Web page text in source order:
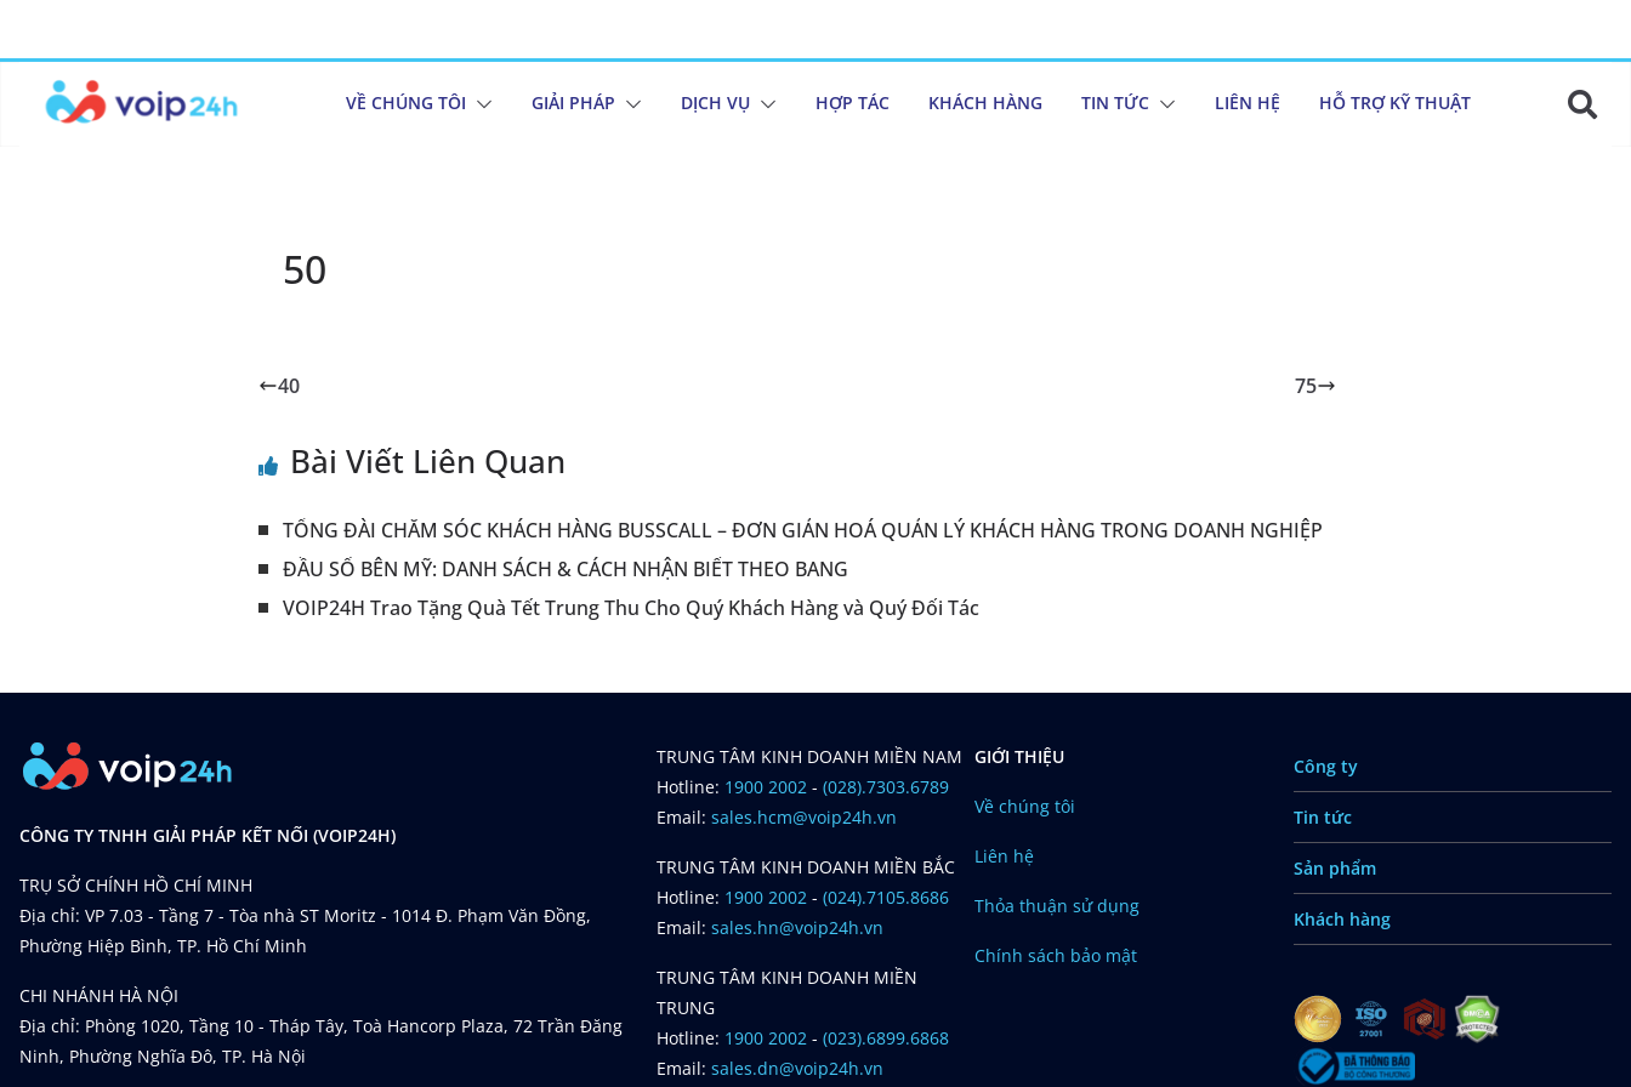
VỀ CHÚNG TÔI GIẢI PHÁP DỊCH VỤ HỢP TÁC KHÁCH HÀNG TIN TỨC LIÊN HỆ HỖ TRỢ KỸ THUẬT
50
40 75
Bài Viết Liên Quan
TỔNG ĐÀI CHĂM SÓC KHÁCH HÀNG BUSSCALL – ĐƠN GIẢN HOÁ QUẢN LÝ KHÁCH HÀNG TRONG DOANH NGHIỆP
ĐẦU SỐ BÊN MỸ: DANH SÁCH & CÁCH NHẬN BIẾT THEO BANG
VOIP24H Trao Tặng Quà Tết Trung Thu Cho Quý Khách Hàng và Quý Đối Tác
CÔNG TY TNHH GIẢI PHÁP KẾT NỐI (VOIP24H)
TRỤ SỞ CHÍNH HỒ CHÍ MINH
Địa chỉ: VP 7.03 - Tầng 7 - Tòa nhà ST Moritz - 1014 Đ. Phạm Văn Đồng,
Phường Hiệp Bình, TP. Hồ Chí Minh
CHI NHÁNH HÀ NỘI
Địa chỉ: Phòng 1020, Tầng 10 - Tháp Tây, Toà Hancorp Plaza, 72 Trần Đăng
Ninh, Phường Nghĩa Đô, TP. Hà Nội
TRUNG TÂM KINH DOANH MIỀN NAM
Hotline: 1900 2002- (028).7303.6789
Email: sales.hcm@voip24h.vn
TRUNG TÂM KINH DOANH MIỀN BẮC
Hotline: 1900 2002- (024).7105.8686
Email: sales.hn@voip24h.vn
TRUNG TÂM KINH DOANH MIỀN
TRUNG
Hotline: 1900 2002- (023).6899.6868
Email: sales.dn@voip24h.vn
GIỚI THIỆU
Về chúng tôi
Liên hệ
Thỏa thuận sử dụng
Chính sách bảo mật
Công ty
Tin tức
Sản phẩm
Khách hàng